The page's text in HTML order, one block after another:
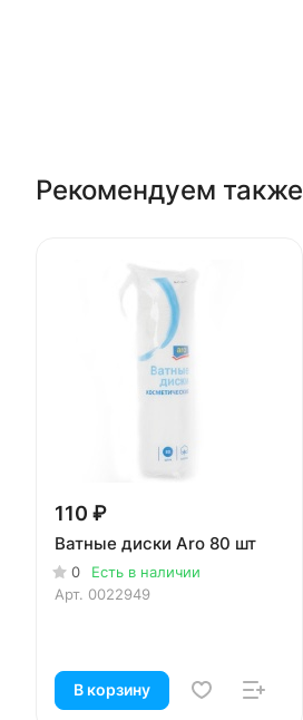
Рекомендуем также
110 ₽
Ватные диски Aro 80 шт
0
Есть в наличии
Арт. 0022949
В корзину